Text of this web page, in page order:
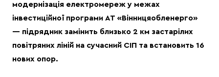
модернізація електромереж у межах
інвестиційної програми АТ «Вінницяобленерго»
— підрядник замінить близько 2 км застарілих
повітряних ліній на сучасний СІП та встановить 16
нових опор.